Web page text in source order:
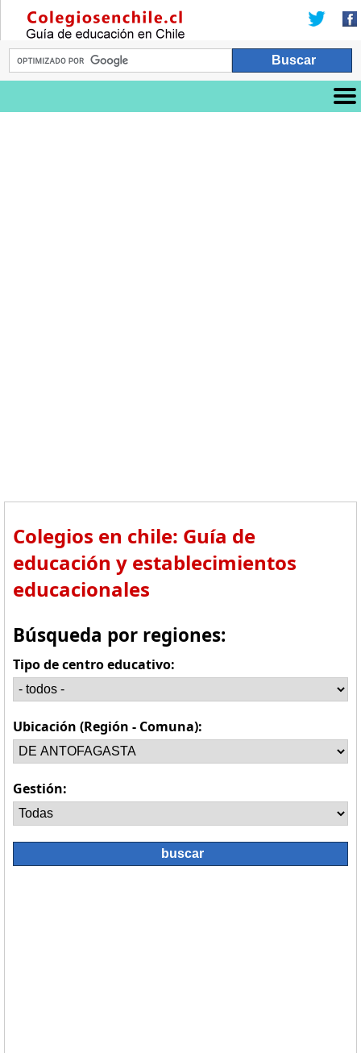
Colegios en chile: Guía de
educación y establecimientos
educacionales
Búsqueda por regiones:
Tipo de centro educativo:
Ubicación (Región - Comuna):
Gestión: